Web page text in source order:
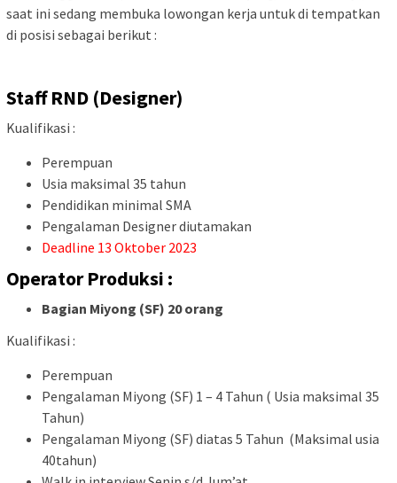
saat ini sedang membuka lowongan kerja untuk di tempatkan
di posisi sebagai berikut :
Staff RND (Designer)
Kualifikasi :
Perempuan
Usia maksimal 35 tahun
Pendidikan minimal SMA
Pengalaman Designer diutamakan
Deadline 13 Oktober 2023
Operator Produksi :
Bagian Miyong (SF) 20 orang
Kualifikasi :
Perempuan
Pengalaman Miyong (SF) 1 – 4 Tahun ( Usia maksimal 35
Tahun)
Pengalaman Miyong (SF) diatas 5 Tahun (Maksimal usia
40tahun)